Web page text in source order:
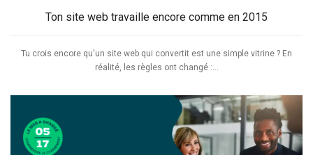
Ton site web travaille encore comme en 2015
Tu crois encore qu'un site web qui convertit est une simple vitrine ? En
réalité, les règles ont changé :...